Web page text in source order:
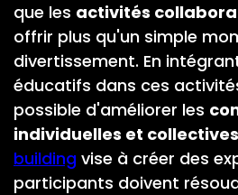
que les activités
offrir plus qu'un simple
divertissement. En
éducatifs dans ces
possible d'améliorer les
individuelles et collectives
building vise à créer des
participants doivent